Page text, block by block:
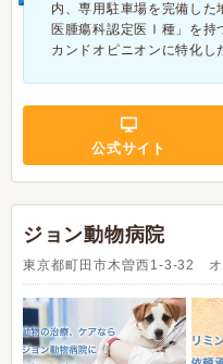
内、専用駐車場を完備し
医腫瘍科認定医Ⅰ種」を持
カンドオピニオンに特化し
公式サイト
ジョン動物病院
東京都町田市木曽西1-3-32 オ